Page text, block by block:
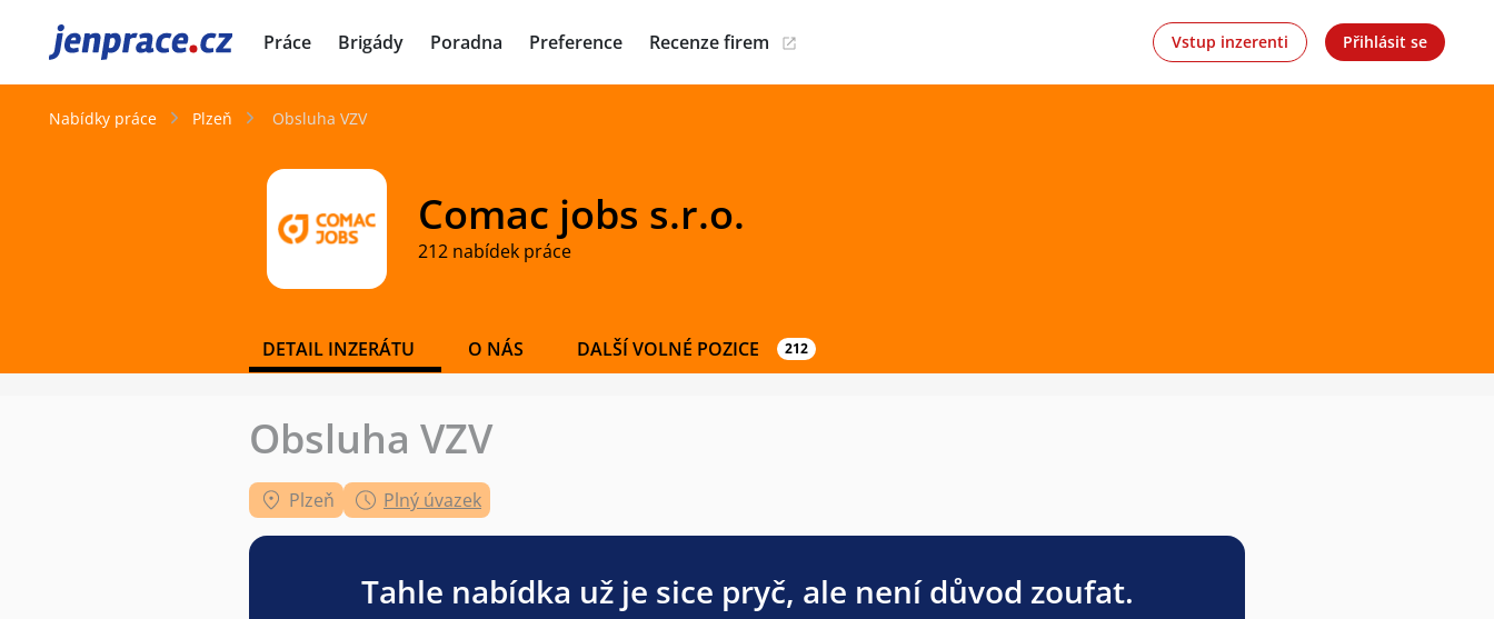
JenPráce.cz Práce Brigády Poradna Preference Recenze firem Vstup inzerenti Přihlásit se
Nabídky práce Plzeň Obsluha VZV
Comac jobs s.r.o.
212 nabídek práce
DETAIL INZERÁTU O NÁS DALŠÍ VOLNÉ POZICE 212
Obsluha VZV
Plzeň Plný úvazek
Tahle nabídka už je sice pryč, ale není důvod zoufat.